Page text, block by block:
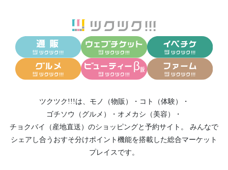
ツクツク!!!は、 モノ（物販） ・ コト（体験）
・
ゴチソウ（グルメ）
・ オメカシ（美容）
・
チョクバイ（産地直送） のショッピングと予約サイト。
みんなで
シェアし合う おすそ分けポイント機能を搭載した総合マーケット
プレイスです。